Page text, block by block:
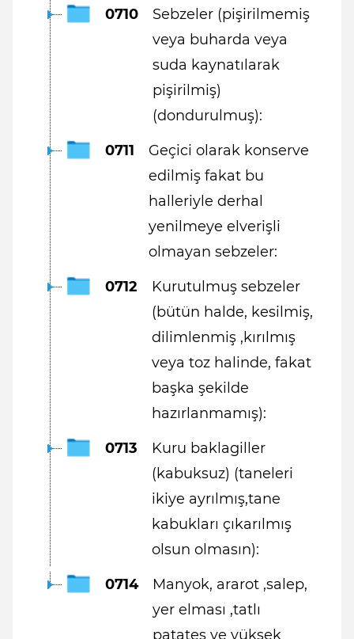
0710
Sebzeler (pişirilmemiş
veya buharda veya
suda kaynatılarak
pişirilmiş)
(dondurulmuş):
0711
Geçici olarak konserve
edilmiş fakat bu
halleriyle derhal
yenilmeye elverişli
olmayan sebzeler:
0712
Kurutulmuş sebzeler
(bütün halde, kesilmiş,
dilimlenmiş ,kırılmış
veya toz halinde, fakat
başka şekilde
hazırlanmamış):
0713
Kuru baklagiller
(kabuksuz) (taneleri
ikiye ayrılmış,tane
kabukları çıkarılmış
olsun olmasın):
0714
Manyok, ararot ,salep,
yer elması ,tatlı
patates ve yüksek